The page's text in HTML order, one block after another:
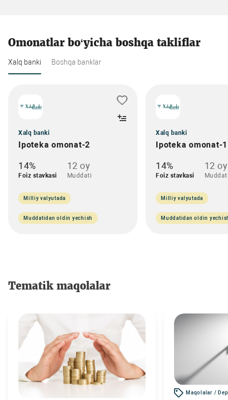
Omonatlar bo‘yicha boshqa takliflar
Xalq banki Boshqa banklar
Xalq banki
Ipoteka omonat-2
14%
Foiz stavkasi
12 oy
Muddati
Milliy valyutada
Muddatidan oldin yechish
Xalq banki
Ipoteka omonat-1
14%
Foiz stavkasi
12 oy
Milliy valyutada
Muddatidan oldin
Tematik maqolalar
Maqolalar /